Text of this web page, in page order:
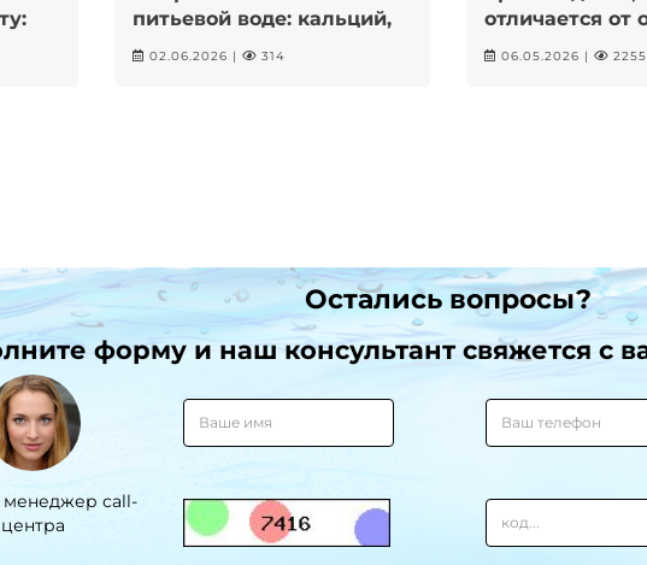
питьевой воде: кальций,
магний, калий
02.06.2026 | 314
отличается от
можно ли ее
06.05.2026 | 2255
Остались вопросы?
форму и наш консультант свяжется с
менеджер call-
центра